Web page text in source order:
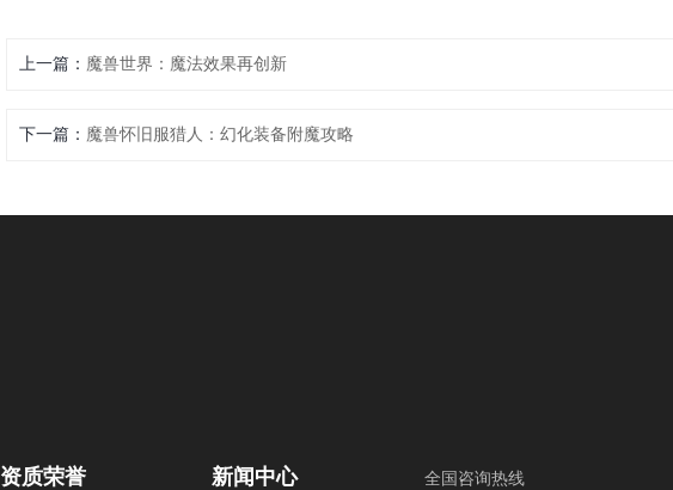
上一篇： 魔兽世界：魔法效果再创新
下一篇： 魔兽怀旧服猎人：幻化装备附魔攻略
资质荣誉 新闻中心 全国咨询热线